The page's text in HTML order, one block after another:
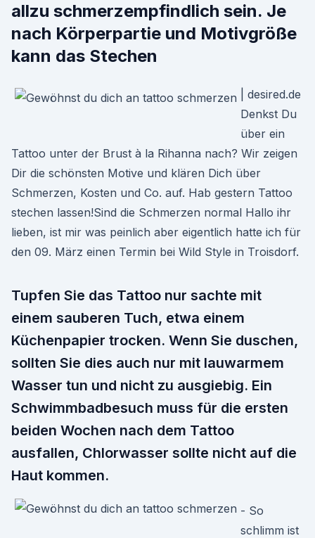
allzu schmerzempfindlich sein. Je
nach Körperpartie und Motivgröße
kann das Stechen
| desired.de
Denkst Du
über ein
Tattoo unter der Brust à la Rihanna nach? Wir zeigen
Dir die schönsten Motive und klären Dich über
Schmerzen, Kosten und Co. auf. Hab gestern Tattoo
stechen lassen!Sind die Schmerzen normal Hallo ihr
lieben, ist mir was peinlich aber eigentlich hatte ich für
den 09. März einen Termin bei Wild Style in Troisdorf.
Tupfen Sie das Tattoo nur sachte mit
einem sauberen Tuch, etwa einem
Küchenpapier trocken. Wenn Sie duschen,
sollten Sie dies auch nur mit lauwarmem
Wasser tun und nicht zu ausgiebig. Ein
Schwimmbadbesuch muss für die ersten
beiden Wochen nach dem Tattoo
ausfallen, Chlorwasser sollte nicht auf die
Haut kommen.
- So
schlimm ist